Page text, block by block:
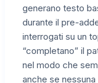
generano testo
durante il pre-
interrogati su un
“completano” il
nel modo che
anche se